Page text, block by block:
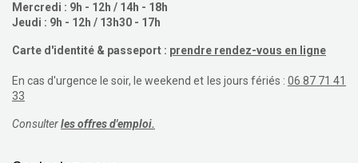
Mercredi : 9h - 12h / 14h - 18h
Jeudi : 9h - 12h / 13h30 - 17h
Carte d'identité & passeport : prendre rendez-vous en ligne
En cas d'urgence le soir, le weekend et les jours fériés : 06 87 71 41
33
Consulterles offres d'emploi.